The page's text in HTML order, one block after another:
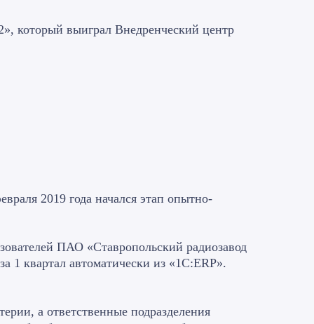
который выиграл Внедренческий центр
2019 года начался этап опытно-
ПАО «Ставропольский радиозавод
1 квартал автоматически из «1С:ERP».
а ответственные подразделения